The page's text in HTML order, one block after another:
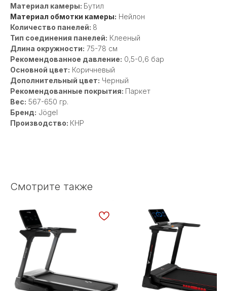
Материал камеры: Бутил
Материал обмотки камеры: Нейлон
Количество панелей: 8
Тип соединения панелей: Клееный
Длина окружности: 75-78 см
Рекомендованное давление: 0,5-0,6 бар
Основной цвет: Коричневый
Дополнительный цвет: Черный
Рекомендованные покрытия: Паркет
Вес: 567-650 гр.
Бренд: Jögel
Производство: КНР
Смотрите также